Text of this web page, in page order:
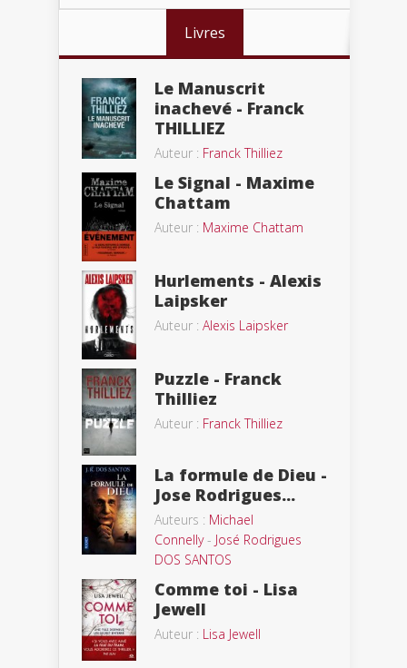
Livres
Le Manuscrit
inachevé - Franck
THILLIEZ
Auteur : Franck Thilliez
Le Signal - Maxime
Chattam
Auteur : Maxime Chattam
Hurlements - Alexis
Laipsker
Auteur : Alexis Laipsker
Puzzle - Franck
Thilliez
Auteur : Franck Thilliez
La formule de Dieu -
Jose Rodrigues...
Auteurs : Michael
Connelly- José Rodrigues
DOS SANTOS
Comme toi - Lisa
Jewell
Auteur : Lisa Jewell